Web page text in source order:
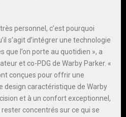
personnel, c’est pourquoi
s’agit d’intégrer une technologie
que l’on porte au quotidien », a
et co-PDG de Warby Parker. «
conçues pour offrir une
design caractéristique de Warby
et à un confort exceptionnel,
concentrés sur ce qui se